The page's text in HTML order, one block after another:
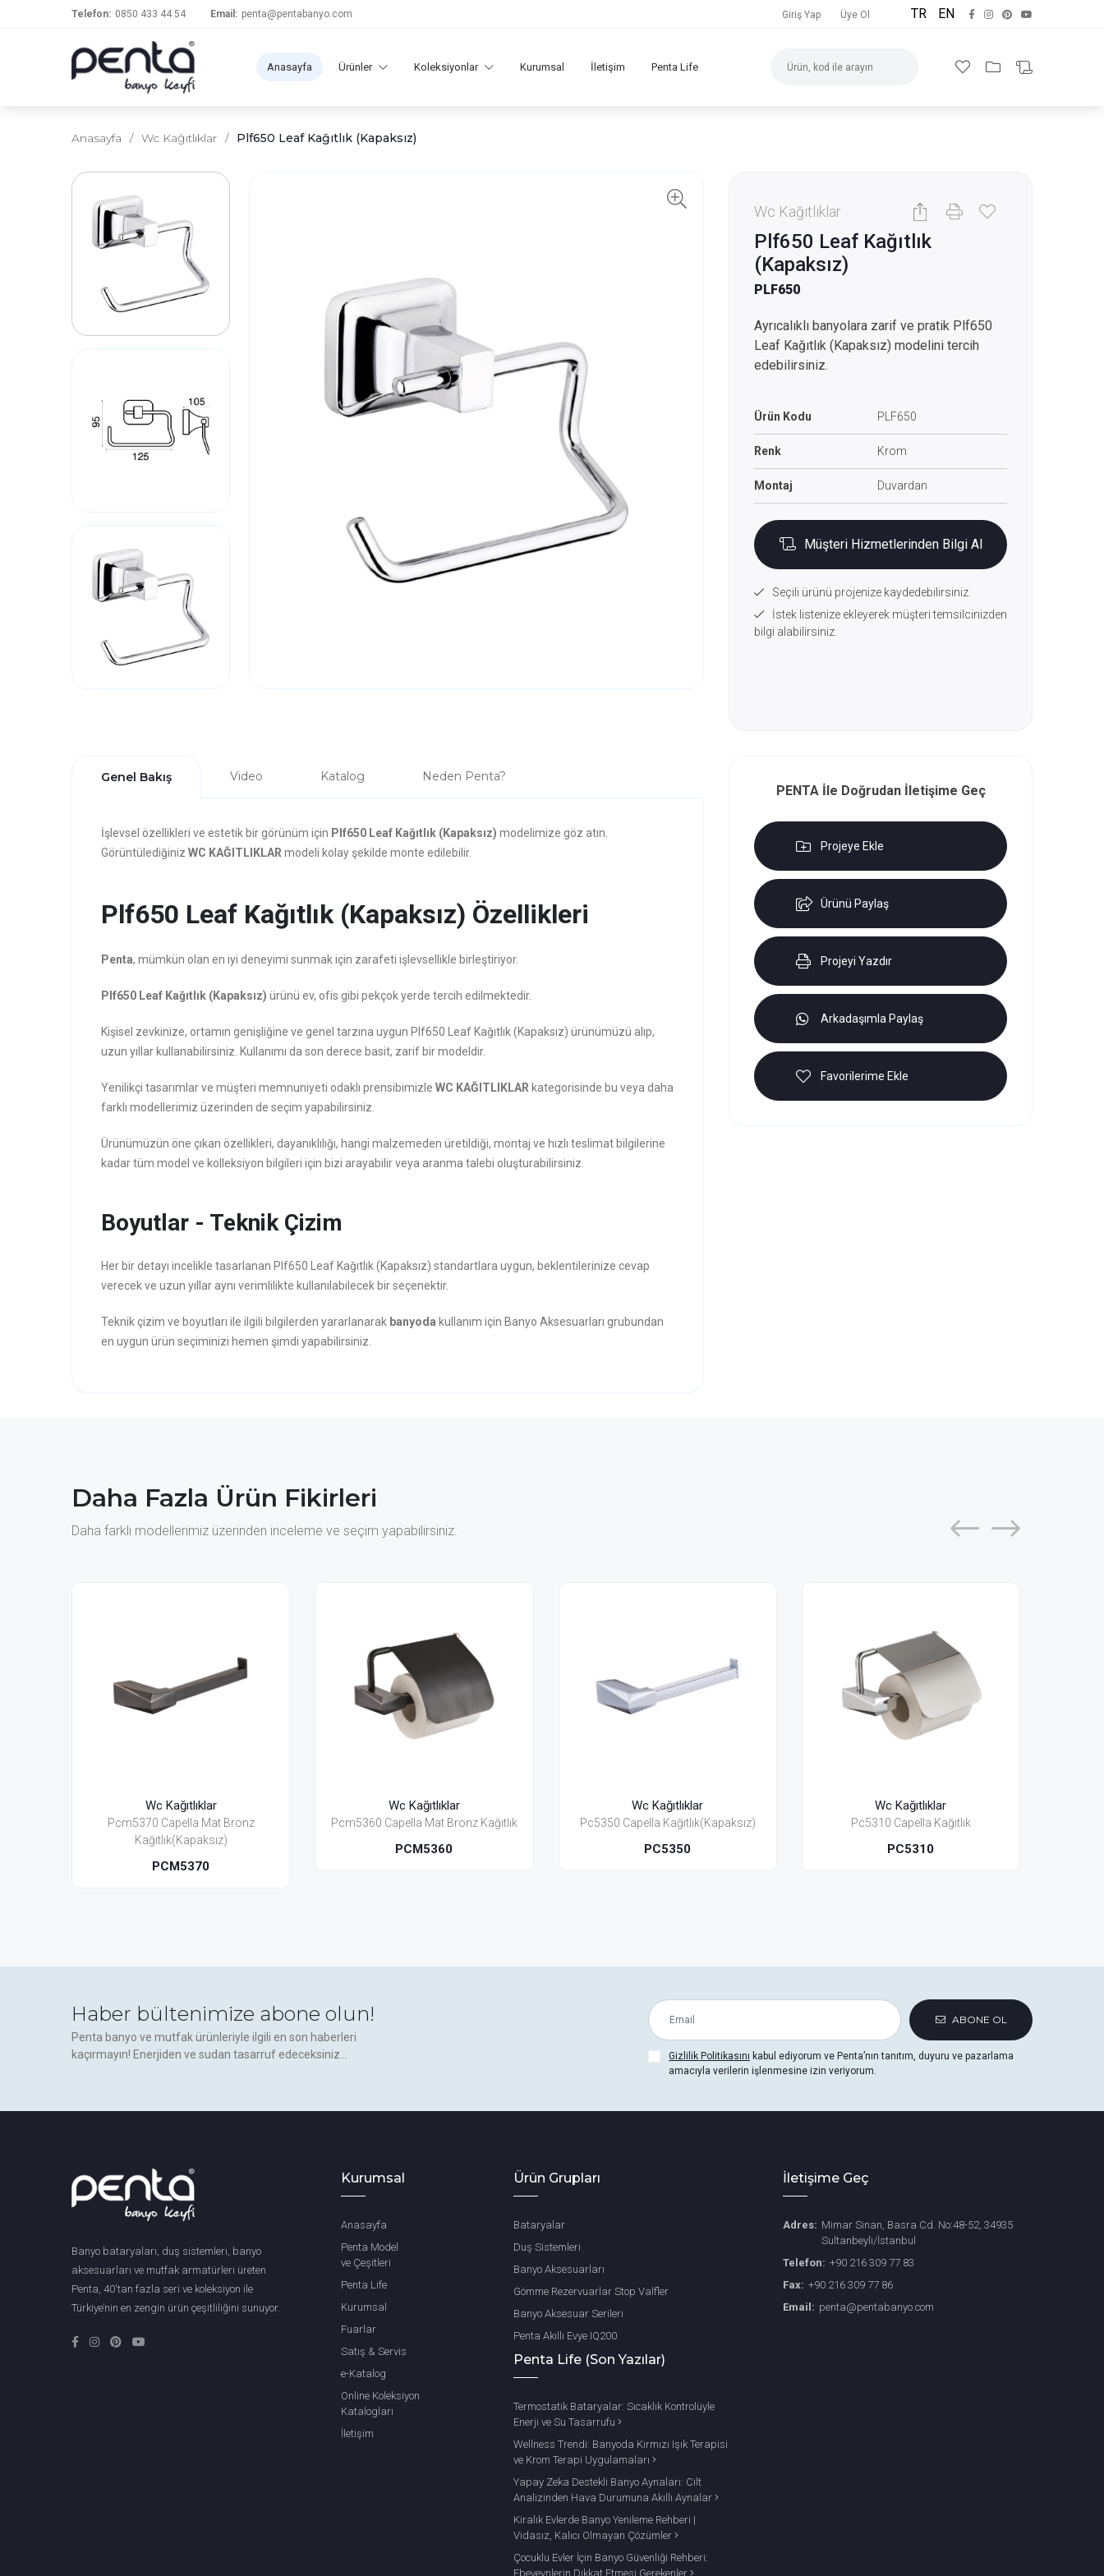
Telefon: 0850 433 44 54 Email: penta@pentabanyo.com Giriş Yap Üye Ol TR EN
Anasayfa Ürünler Koleksiyonlar Kurumsal İletişim Penta Life
Anasayfa / Wc Kağıtlıklar / Plf650 Leaf Kağıtlık (Kapaksız)
Wc Kağıtlıklar
Plf650 Leaf Kağıtlık
(Kapaksız)
PLF650
Ayrıcalıklı banyolara zarif ve pratik Plf650
Leaf Kağıtlık (Kapaksız) modelini tercih
edebilirsiniz.
Ürün Kodu PLF650
Renk Krom
Montaj Duvardan
Müşteri Hizmetlerinden Bilgi Al
Seçili ürünü projenize kaydedebilirsiniz.
İstek listenize ekleyerek müşteri temsilcinizden
bilgi alabilirsiniz.
Genel Bakış Video Katalog Neden Penta?
İşlevsel özellikleri ve estetik bir görünüm için Plf650 Leaf Kağıtlık (Kapaksız) modelimize göz atın.
Görüntülediğiniz WC KAĞITLIKLAR modeli kolay şekilde monte edilebilir.
Plf650 Leaf Kağıtlık (Kapaksız) Özellikleri
Penta, mümkün olan en iyi deneyimi sunmak için zarafeti işlevsellikle birleştiriyor.
Plf650 Leaf Kağıtlık (Kapaksız) ürünü ev, ofis gibi pekçok yerde tercih edilmektedir.
Kişisel zevkinize, ortamın genişliğine ve genel tarzına uygun Plf650 Leaf Kağıtlık (Kapaksız) ürünümüzü alıp,
uzun yıllar kullanabilirsiniz. Kullanımı da son derece basit, zarif bir modeldir.
Yenilikçi tasarımlar ve müşteri memnuniyeti odaklı prensibimizle WC KAĞITLIKLAR kategorisinde bu veya daha
farklı modellerimiz üzerinden de seçim yapabilirsiniz.
Ürünümüzün öne çıkan özellikleri, dayanıklılığı, hangi malzemeden üretildiği, montaj ve hızlı teslimat bilgilerine
kadar tüm model ve kolleksiyon bilgileri için bizi arayabilir veya aranma talebi oluşturabilirsiniz.
Boyutlar - Teknik Çizim
Her bir detayı incelikle tasarlanan Plf650 Leaf Kağıtlık (Kapaksız) standartlara uygun, beklentilerinize cevap
verecek ve uzun yıllar aynı verimlilikte kullanılabilecek bir seçenektir.
Teknik çizim ve boyutları ile ilgili bilgilerden yararlanarak banyoda kullanım için Banyo Aksesuarları grubundan
en uygun ürün seçiminizi hemen şimdi yapabilirsiniz.
PENTA İle Doğrudan İletişime Geç
Projeye Ekle
Ürünü Paylaş
Projeyi Yazdır
Arkadaşımla Paylaş
Favorilerime Ekle
Daha Fazla Ürün Fikirleri
Daha farklı modellerimiz üzerinden inceleme ve seçim yapabilirsiniz.
Pcm5360 Capella Mat Bronz Kağıtlık Pc5350 Capella Kağıtlık(Kapaksız) Pc5310 Capella Kağıtlık
Pn4810 Nova Kağıtlık (Kapaksız)
Haber bültenimize abone olun!
Penta banyo ve mutfak ürünleriyle ilgili en son haberleri
kaçırmayın! Enerjiden ve sudan tasarruf edeceksiniz...
ABONE OL
Gizlilik Politikasını kabul ediyorum ve Penta’nın tanıtım, duyuru ve pazarlama
amacıyla verilerin işlenmesine izin veriyorum.
Banyo bataryaları, duş sistemleri, banyo
aksesuarları ve mutfak armatürleri üreten
Penta, 40'tan fazla seri ve koleksiyon ile
Türkiye’nin en zengin ürün çeşitliliğini sunuyor.
Kurumsal
Anasayfa
Penta Model
ve Çeşitleri
Penta Life
Kurumsal
Fuarlar
Satış & Servis
e-Katalog
Online Koleksiyon
Katalogları
İletişim
Ürün Grupları
Bataryalar
Duş Sistemleri
Banyo Aksesuarları
Gömme Rezervuarlar Stop Valfler
Banyo Aksesuar Serileri
Penta Akıllı Evye IQ200
Penta Life (Son Yazılar)
Termostatik Bataryalar: Sıcaklık Kontrolüyle
Enerji ve Su Tasarrufu
Wellness Trendi: Banyoda Kırmızı Işık Terapisi
ve Krom Terapi Uygulamaları
Yapay Zeka Destekli Banyo Aynaları: Cilt
Analizinden Hava Durumuna Akıllı Aynalar
Kiralık Evlerde Banyo Yenileme Rehberi |
Vidasız, Kalıcı Olmayan Çözümler
Çocuklu Evler İçin Banyo Güvenliği Rehberi:
Ebeveynlerin Dikkat Etmesi Gerekenler
İletişime Geç
Adres: Mimar Sinan, Basra Cd. No:48-52, 34935
Sultanbeyli/İstanbul
Telefon: +90 216 309 77 83
Fax: +90 216 309 77 86
Email: penta@pentabanyo.com